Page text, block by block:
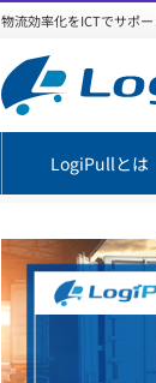
物流効率化をICTでサポー
LogiPullとは
お知らせ